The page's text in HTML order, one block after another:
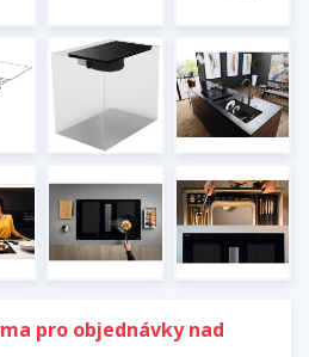
pro objednávky nad